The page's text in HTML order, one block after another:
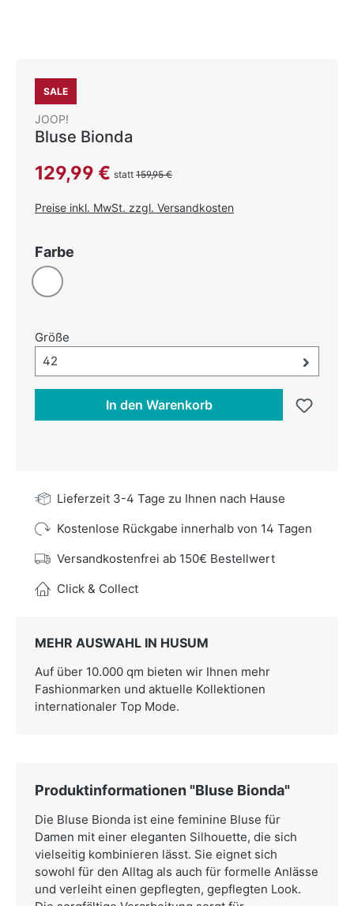
SALE
JOOP!
Bluse Bionda
Verkaufspreis:
129,99 € statt 159,95 €
Preise inkl. MwSt. zzgl. Versandkosten
Farbe
Weiß
Größe
Größe-Auswahl öffnen, aktuell ausgewählt:
42
In den Warenkorb
Lieferzeit 3-4 Tage zu Ihnen nach Hause
Kostenlose Rückgabe innerhalb von 14 Tagen
Versandkostenfrei ab 150€ Bestellwert
Click & Collect
MEHR AUSWAHL IN HUSUM
Auf über 10.000 qm bieten wir Ihnen mehr
Fashionmarken und aktuelle Kollektionen
internationaler Top Mode.
Produktinformationen "Bluse Bionda"
Die Bluse Bionda ist eine feminine Bluse für
Damen mit einer eleganten Silhouette, die sich
vielseitig kombinieren lässt. Sie eignet sich
sowohl für den Alltag als auch für formelle Anlässe
und verleiht einen gepflegten, gepflegten Look.